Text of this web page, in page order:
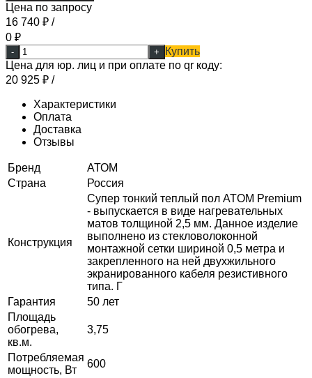
Цена по запросу
16 740 ₽ /
0 ₽
- +
Купить
Цена для юр. лиц и при оплате по qr коду:
20 925 ₽ /
Характеристики
Оплата
Доставка
Отзывы
Бренд
АТОМ
Страна
Россия
Конструкция
Супер тонкий теплый пол ATOM Premium
- выпускается в виде нагревательных
матов толщиной 2,5 мм. Данное изделие
выполнено из стекловолоконной
монтажной сетки шириной 0,5 метра и
закрепленного на ней двухжильного
экранированного кабеля резистивного
типа. Г
Гарантия
50 лет
Площадь
обогрева,
кв.м.
3,75
Потребляемая
мощность, Вт
600